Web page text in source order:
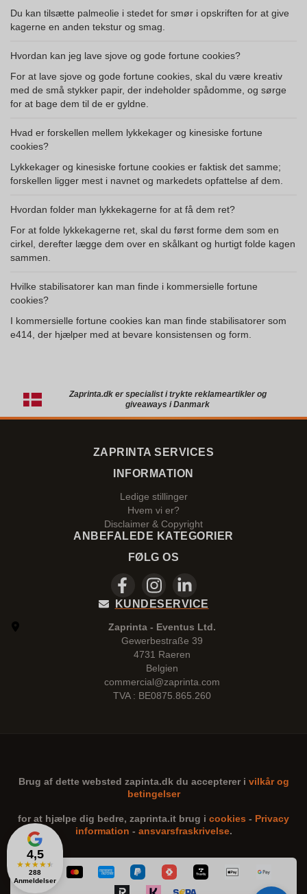
Du kan tilsætte palmeolie i stedet for smør i opskriften for at give
kagerne en anden tekstur og smag.
Hvordan kan jeg lave sjove og gode fortune cookies?
For at lave sjove og gode fortune cookies, skal du være kreativ
med de små stykker papir, der indeholder spådomme, og sørge
for at bage dem til de er gyldne.
Hvad er forskellen mellem lykkekager og kinesiske fortune
cookies?
Lykkekager og kinesiske fortune cookies er faktisk det samme;
forskellen ligger mest i navnet og markedets opfattelse af dem.
Hvordan folder man lykkekagerne for at få dem ret?
For at folde lykkekagerne ret, skal du først forme dem som en
cirkel, derefter lægge dem over en skålkant og hurtigt folde kagen
sammen.
Hvilke stabilisatorer kan man finde i kommersielle fortune
cookies?
I kommersielle fortune cookies kan man finde stabilisatorer som
e414, der hjælper med at bevare konsistensen og form.
Zaprinta.dk er specialist i trykte reklameartikler og
giveaways i Danmark
4,5
★★★★★
288
Anmeldelser
ZAPRINTA SERVICES
INFORMATION
Ledige stillinger
Hvem vi er?
Disclaimer & Copyright
ANBEFALEDE KATEGORIER
FØLG OS
KUNDESERVICE
Zaprinta - Eventus Ltd.
Gewerbestraße 39
4731 Raeren
Belgien
commercial@zaprinta.com
TVA : BE0875.865.260
Brug af dette websted zapinta.dk du accepterer i vilkår og
betingelser
for at hjælpe dig bedre, zaprinta.it brug i cookies - Privacy
information - ansvarsfraskrivelse.